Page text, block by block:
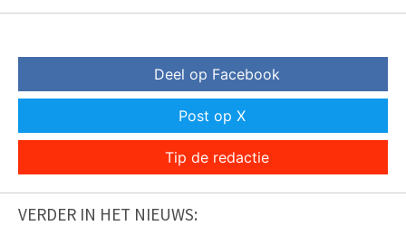
Deel op Facebook
Post op X
Tip de redactie
VERDER IN HET NIEUWS: